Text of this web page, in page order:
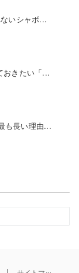
いシャボ...
おきたい「...
も長い理由...